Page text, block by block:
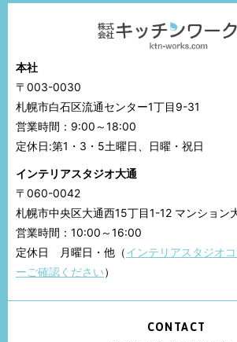
本社
〒003-0030
札幌市白石区流通センター1丁目9-31
営業時間：9:00～18:00
定休日:第1・3・5土曜日、日曜・祝日
インテリアスタジオ大通
〒060-0042
札幌市中央区大通西15丁目1-12 マンション
営業時間：10:00～16:00
定休日 月曜日・他（インテリアスタジオ
ーご確認ください）
CONTACT